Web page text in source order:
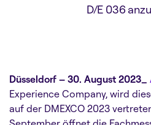
D/E 036
Düsseldorf – 30. August 2023_
Experience Company, wird
auf der DMEXCO 2023